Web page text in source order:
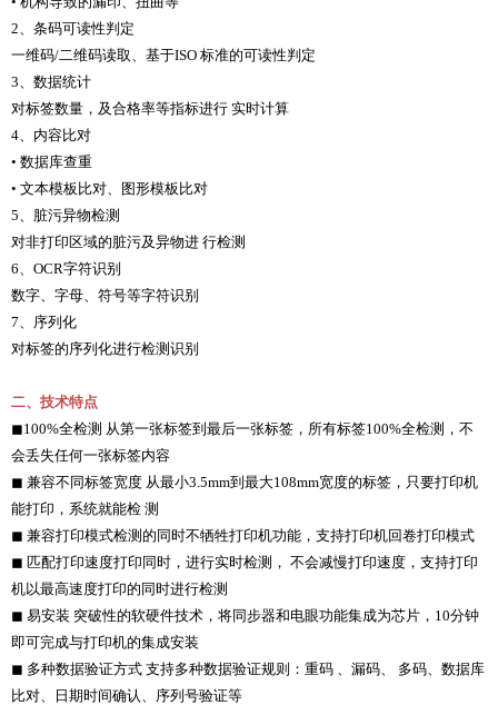
2、条码可读性判定
一维码/二维码读取、基于ISO 标准的可读性判定
3、数据统计
对标签数量，及合格率等指标进行 实时计算
4、内容比对
• 数据库查重
• 文本模板比对、图形模板比对
5、脏污异物检测
对非打印区域的脏污及异物进 行检测
6、OCR字符识别
数字、字母、符号等字符识别
7、序列化
对标签的序列化进行检测识别
二、技术特点
◼100%全检测 从第一张标签到最后一张标签，所有标签100%全检测，不
会丢失任何一张标签内容
◼ 兼容不同标签宽度 从最小3.5mm到最大108mm宽度的标签，只要打印机
能打印，系统就能检 测
◼ 兼容打印模式检测的同时不牺牲打印机功能，支持打印机回卷打印模式
◼ 匹配打印速度打印同时，进行实时检测， 不会减慢打印速度，支持打印
机以最高速度打印的同时进行检测
◼ 易安装 突破性的软硬件技术，将同步器和电眼功能集成为芯片，10分钟
即可完成与打印机的集成安装
◼ 多种数据验证方式 支持多种数据验证规则：重码 、漏码、 多码、数据库
比对、日期时间确认、序列号验证等